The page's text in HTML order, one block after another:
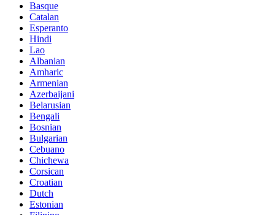
Basque
Catalan
Esperanto
Hindi
Lao
Albanian
Amharic
Armenian
Azerbaijani
Belarusian
Bengali
Bosnian
Bulgarian
Cebuano
Chichewa
Corsican
Croatian
Dutch
Estonian